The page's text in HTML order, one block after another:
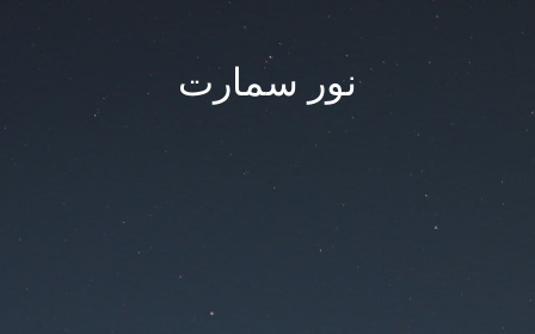
نور سمارت